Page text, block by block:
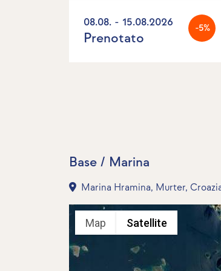
08.08. - 15.08.2026 -5%
Prenotato
Base / Marina
Marina Hramina, Murter,
Map Satellite